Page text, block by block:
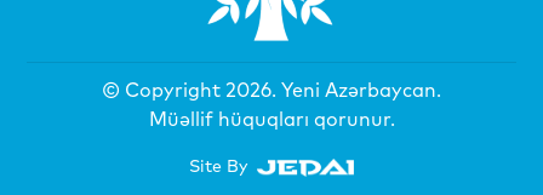
© Copyright 2026. Yeni Azərbaycan.
Müəllif hüquqları qorunur.
Site By